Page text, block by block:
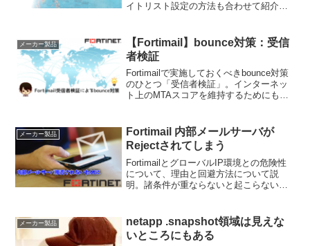
イトリスト設定の方法も合わせて紹介し
メーカー製品
【Fortimail】bounce対策：受信
者検証
Fortimailで実施しておくべきbounce対策
のひとつ「受信者検証」。インターネッ
ト上のMTAスコアを維持するためにも必
メーカー製品
Fortimail 内部メールサーバが
Rejectされてしまう
FortimailとグローバルIP環境との危険性
について、理由と回避方法について説
明。諸条件が重ならないと起こらないの
メーカー製品
netapp .snapshot領域は見えな
いところにもある